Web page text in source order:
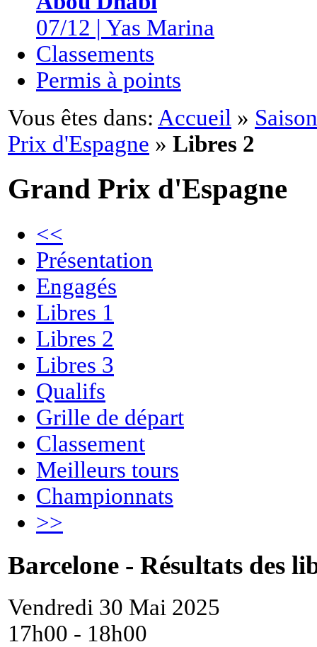
07/12 | Yas Marina
Classements
Permis à points
Vous êtes dans: Accueil »
Prix d'Espagne » Libres 2
Grand Prix d'Espagne
<<
Présentation
Engagés
Libres 1
Libres 2
Libres 3
Qualifs
Grille de départ
Classement
Meilleurs tours
Championnats
>>
Barcelone - Résultats des
Vendredi 30 Mai 2025
17h00 - 18h00